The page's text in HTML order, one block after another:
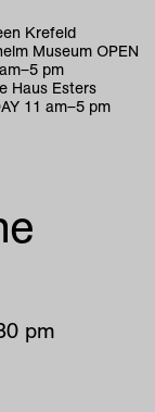
Krefeld
Museum OPEN
am–5 pm
Haus Esters
11 am–5 pm
pm